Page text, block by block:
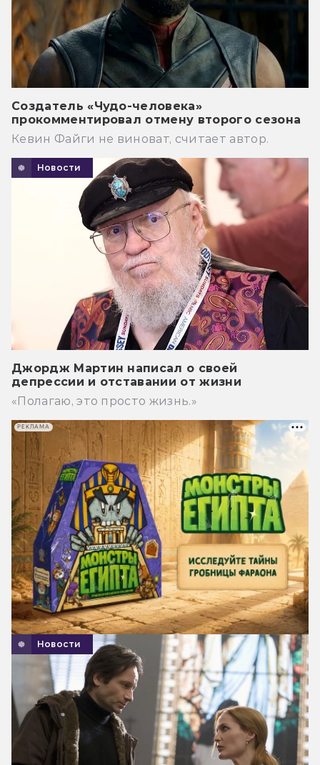
Создатель «Чудо-человека»
прокомментировал отмену второго сезона
Кевин Файги не виноват, считает автор.
Новости
Джордж Мартин написал о своей
депрессии и отставании от жизни
«Полагаю, это просто жизнь.»
Новости
РЕКЛАМА